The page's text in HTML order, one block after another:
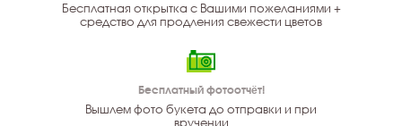
Бесплатная открытка с Вашими пожеланиями +
средство для продления свежести цветов
Бесплатный фотоотчёт!
Вышлем фото букета до отправки и при
вручении